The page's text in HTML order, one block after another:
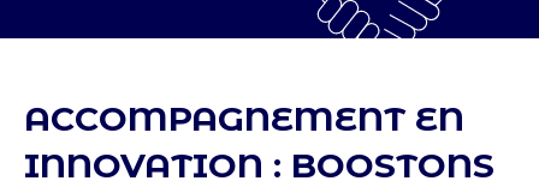
ACCOMPAGNEMENT EN
INNOVATION : BOOSTONS